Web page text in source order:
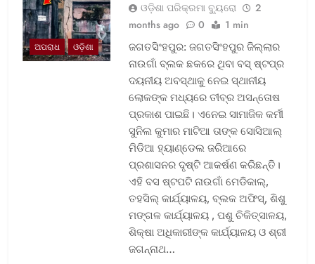
ଅପରାଧ ଓଡ଼ିଶା
ଓଡ଼ିଶା ପରିକ୍ରମା ବ୍ୟୁରୋ
2
months ago
0 1 min
ଜଗତସିଂହପୁର: ଜଗତସିଂହପୁର ଜିଲ୍ଲାର
ନାଉଗାଁ ବ୍ଲକ ଛକରେ ଥିବା ବସ୍‌ ଷ୍ଟପ୍‌ର
ଦୟନୀୟ ଅବସ୍ଥାକୁ ନେଇ ସ୍ଥାନୀୟ
ଲୋକଙ୍କ ମଧ୍ୟରେ ତୀବ୍ର ଅସନ୍ତୋଷ
ପ୍ରକାଶ ପାଇଛି। ଏନେଇ ସାମାଜିକ କର୍ମୀ
ସୁନିଲ କୁମାର ମାଟିଆ ତାଙ୍କ ସୋସିଆଲ୍‌
ମିଡିଆ ହ୍ୟାଣ୍ଡେଲ ଜରିଆରେ
ପ୍ରଶାସନର ଦୃଷ୍ଟି ଆକର୍ଷଣ କରିଛନ୍ତି।
ଏହି ବସ ଷ୍ଟପଟି ନାଉଗାଁ ମେଡିକାଲ୍‌,
ତହସିଲ୍‌ କାର୍ଯ୍ୟାଳୟ, ବ୍ଲକ ଅଫିସ୍‌, ଶିଶୁ
ମଙ୍ଗଳ କାର୍ଯ୍ୟାଳୟ , ପଶୁ ଚିକିତ୍ସାଳୟ,
ଶିକ୍ଷା ଅଧିକାରୀଙ୍କ କାର୍ଯ୍ୟାଳୟ ଓ ଶ୍ରୀ
ଜଗନ୍ନାଥ…